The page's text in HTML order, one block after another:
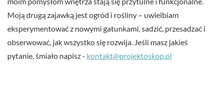
Moją drugą zajawką jest ogród i rośliny – uwielbiam
eksperymentować z nowymi gatunkami, sadzić, przesadzać i
obserwować, jak wszystko się rozwija. Jeśli masz jakieś
pytanie, śmiało napisz - kontakt@projektoskop.pl